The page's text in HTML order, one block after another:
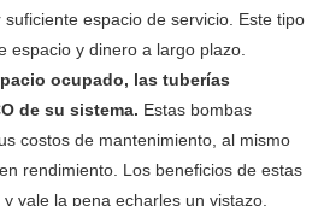
espacio de servicio. Este tipo
espacio y dinero a largo plazo.
ocupado, las tuberías
de su sistema. Estas bombas
costos de mantenimiento, al mismo
rendimiento. Los beneficios de estas
vale la pena echarles un vistazo.